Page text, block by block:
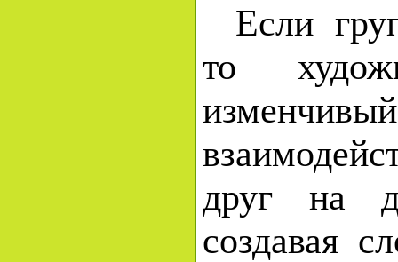
Если
то
друг на
создавая